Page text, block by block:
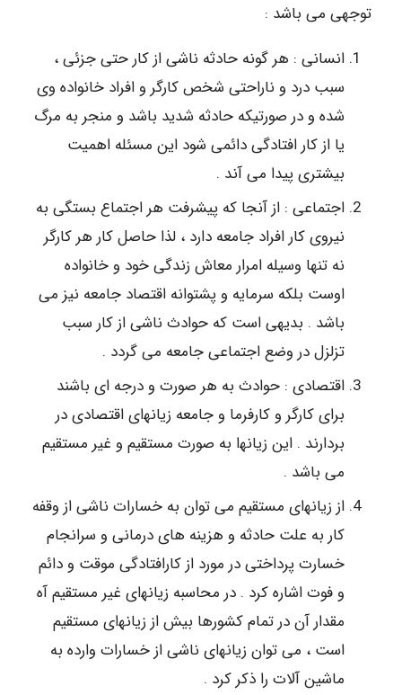
توجهی می باشد :
انسانی : هر گونه حادثه ناشی از کار حتی جزئی ،
سبب درد و ناراحتی شخص کارگر و افراد خانواده وی
شده و در صورتیکه حادثه شدید باشد و منجر به مرگ
یا از کار افتادگی دائمی شود این مسئله اهمیت
بیشتری پیدا می آند .
اجتماعی : از آنجا که پیشرفت هر اجتماع بستگی به
نیروی کار افراد جامعه دارد ، لذا حاصل کار هر کارگر
نه تنها وسیله امرار معاش زندگی خود و خانواده
اوست بلکه سرمایه و پشتوانه اقتصاد جامعه نیز می
باشد . بدیهی است که حوادث ناشی از کار سبب
تزلزل در وضع اجتماعی جامعه می گردد .
اقتصادی : حوادث به هر صورت و درجه ای باشند
برای کارگر و کارفرما و جامعه زیاﻧﻬای اقتصادی در
بردارند . این زیاﻧﻬا به صورت مستقیم و غیر مستقیم
می باشد .
از زیاﻧﻬای مستقیم می توان به خسارات ناشی از وقفه
کار به علت حادثه و هزینه های درمانی و سرانجام
خسارت پرداختی در مورد از کارافتادگی موقت و دائم
و فوت اشاره کرد . در محاسبه زیاﻧﻬای غیر مستقیم آه
مقدار آن در تمام کشورها بیش از زیاﻧﻬای مستقیم
است ، می توان زیاﻧﻬای ناشی از خسارات وارده به
ماشین آلات را ذکر کرد .